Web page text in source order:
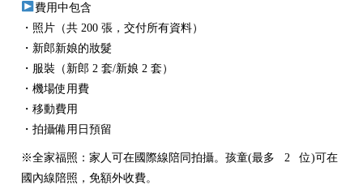
費用中包含
・照片（共 200 張，交付所有資料）
・新郎新娘的妝髮
・服裝（新郎 2 套/新娘 2 套）
・機場使用費
・移動費用
・拍攝備用日預留
※全家福照：家人可在國際線陪同拍攝。孩童(最多 2 位)可在
國內線陪照，免額外收費。